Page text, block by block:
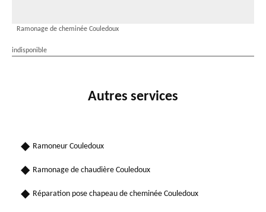
Ramonage de cheminée Couledoux
indisponible
Autres services
Ramoneur Couledoux
Ramonage de chaudière Couledoux
Réparation pose chapeau de cheminée Couledoux